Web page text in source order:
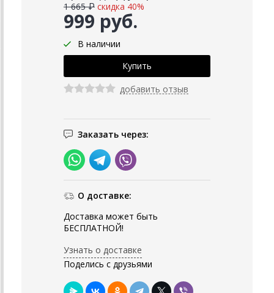
999 руб.
1 665 ₽ скидка 40%
В наличии
добавить отзыв
Заказать через:
О доставке:
Доставка может быть
БЕСПЛАТНОЙ!
Узнать о доставке
Поделись с друзьями